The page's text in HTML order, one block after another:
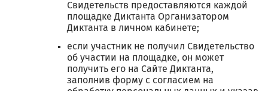
Свидетельств предоставляются каждой
площадке Диктанта Организатором
Диктанта в личном кабинете;
если участник не получил Свидетельство
об участии на площадке, он может
получить его на Сайте Диктанта,
заполнив форму с согласием на